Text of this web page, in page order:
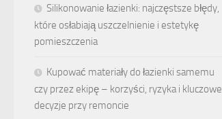
Silikonowanie łazienki: najczęstsze błędy,
które osłabiają uszczelnienie i estetykę
pomieszczenia
Kupować materiały do łazienki samemu
czy przez ekipę – korzyści, ryzyka i kluczowe
decyzje przy remoncie